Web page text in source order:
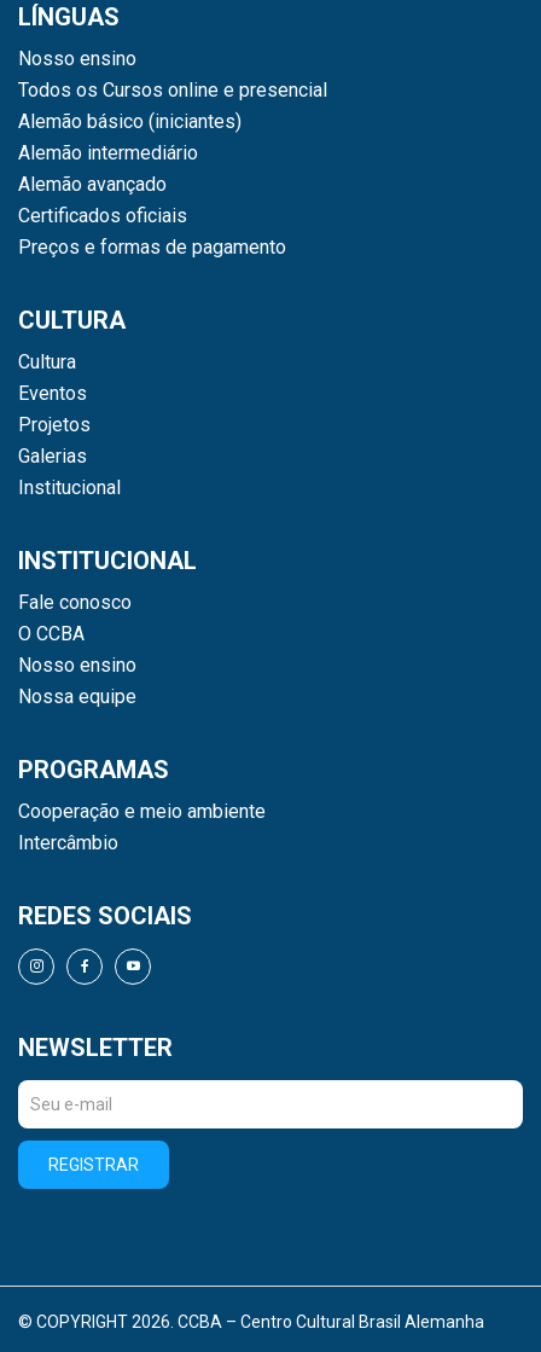
LÍNGUAS
Nosso ensino
Todos os Cursos online e presencial
Alemão básico (iniciantes)
Alemão intermediário
Alemão avançado
Certificados oficiais
Preços e formas de pagamento
CULTURA
Cultura
Eventos
Projetos
Galerias
Institucional
INSTITUCIONAL
Fale conosco
O CCBA
Nosso ensino
Nossa equipe
PROGRAMAS
Cooperação e meio ambiente
Intercâmbio
REDES SOCIAIS
NEWSLETTER
REGISTRAR
© COPYRIGHT 2026. CCBA – Centro Cultural Brasil Alemanha